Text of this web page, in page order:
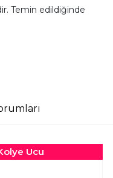
Temin edildiğinde
Ucu